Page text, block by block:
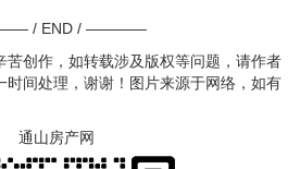
/ END / ————
苦创作，如转载涉及版权等问题，请作者
时间处理，谢谢！图片来源于网络，如有
通山房产网